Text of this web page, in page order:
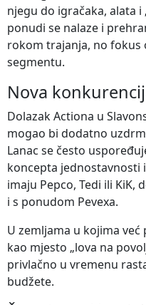
njegu do igračaka, alata i
ponudi se nalaze i
rokom trajanja, no fokus
segmentu.
Nova
Dolazak Actiona u
mogao bi dodatno
Lanac se često
koncepta jednostavnosti
imaju Pepco, Tedi ili KiK,
i s ponudom Pevexa.
U zemljama u kojima
kao mjesto „lova na
privlačno u vremenu
budžete.